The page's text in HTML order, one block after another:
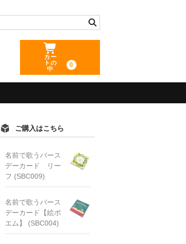
カー
トの
中
0
ご購入はこちら
名前で歌うバース
デーカード リー
フ (SBC009)
名前で歌うバース
デーカード【絵ポ
エム】 (SBC004)